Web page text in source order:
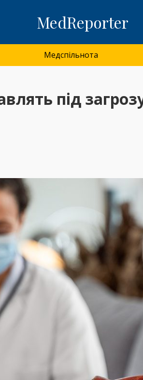
MedReporter
Медспільнота
під